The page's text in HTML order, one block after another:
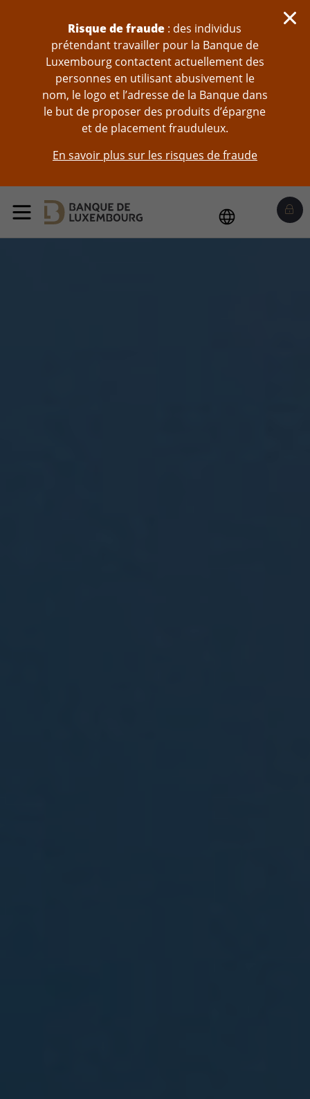
Risque de fraude : des individus
prétendant travailler pour la Banque de
Luxembourg contactent actuellement des
personnes en utilisant abusivement le
nom, le logo et l’adresse de la Banque dans
le but de proposer des produits d’épargne
et de placement frauduleux.
En savoir plus sur les risques de fraude